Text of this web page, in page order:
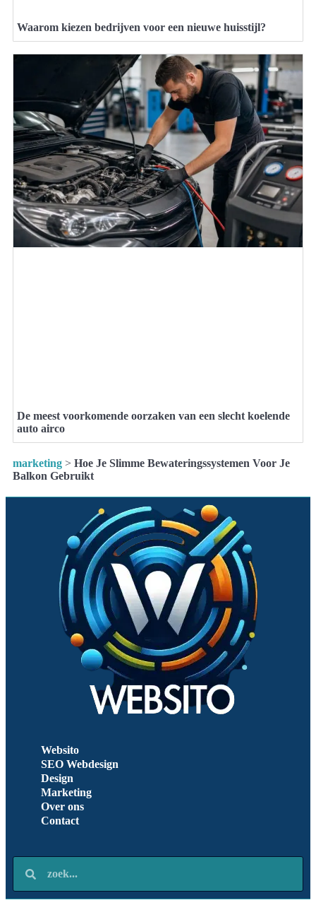
Waarom kiezen bedrijven voor een nieuwe huisstijl?
De meest voorkomende oorzaken van een slecht koelende
auto airco
marketing > Hoe Je Slimme Bewateringssystemen Voor Je
Balkon Gebruikt
Websito
SEO Webdesign
Design
Marketing
Over ons
Contact